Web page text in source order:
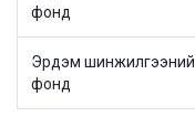
фонд
Эрдэм шинжилгээний
фонд